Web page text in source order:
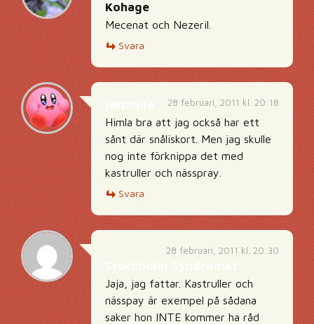
Kohage
Mecenat och Nezeril.
Svara
28 februari, 2011 kl. 20:18
Himla bra att jag också har ett
sånt där snåliskort. Men jag skulle
nog inte förknippa det med
kastruller och nässpray.
Svara
28 februari, 2011 kl. 20:30
Jaja, jag fattar. Kastruller och
nässpay är exempel på sådana
saker hon INTE kommer ha råd